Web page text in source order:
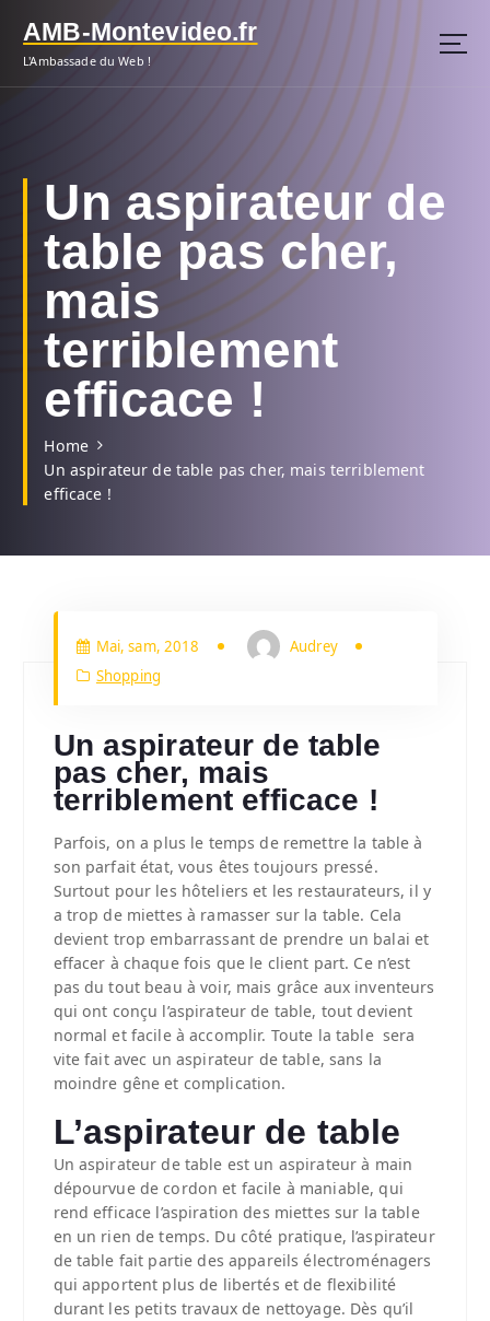
p
AMB-Montevideo.fr
L'Ambassade du Web !
Un aspirateur de
table pas cher,
mais
terriblement
efficace !
Home
Un aspirateur de table pas cher, mais terriblement
efficace !
Mai, sam, 2018
Audrey
Shopping
Un aspirateur de table
pas cher, mais
terriblement efficace !
Parfois, on a plus le temps de remettre la table à
son parfait état, vous êtes toujours pressé.
Surtout pour les hôteliers et les restaurateurs, il y
a trop de miettes à ramasser sur la table. Cela
devient trop embarrassant de prendre un balai et
effacer à chaque fois que le client part. Ce n’est
pas du tout beau à voir, mais grâce aux inventeurs
qui ont conçu l’aspirateur de table, tout devient
normal et facile à accomplir. Toute la table sera
vite fait avec un aspirateur de table, sans la
moindre gêne et complication.
L’aspirateur de table
Un aspirateur de table est un aspirateur à main
dépourvue de cordon et facile à maniable, qui
rend efficace l’aspiration des miettes sur la table
en un rien de temps. Du côté pratique, l’aspirateur
de table fait partie des appareils électroménagers
qui apportent plus de libertés et de flexibilité
durant les petits travaux de nettoyage. Dès qu’il